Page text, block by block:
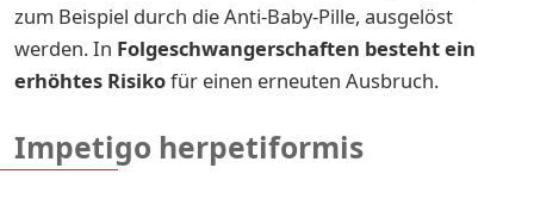
zum Beispiel durch die Anti-Baby-Pille, ausgelöst
werden. In Folgeschwangerschaften besteht ein
erhöhtes Risikofür einen erneuten Ausbruch.
Impetigo herpetiformis